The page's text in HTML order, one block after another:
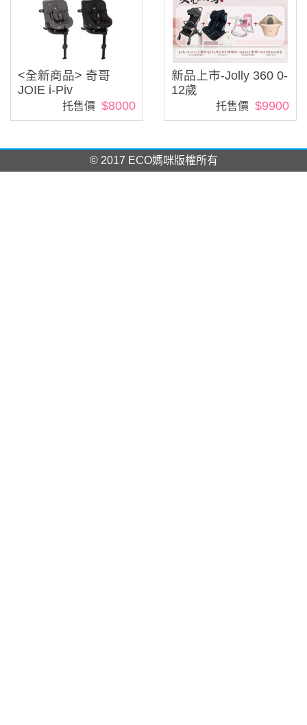
<全新商品> 奇哥
JOIE i-Piv
托售價 $8000
新品上市-Jolly 360 0-
12歲
托售價 $9900
© 2017 ECO媽咪版權所有